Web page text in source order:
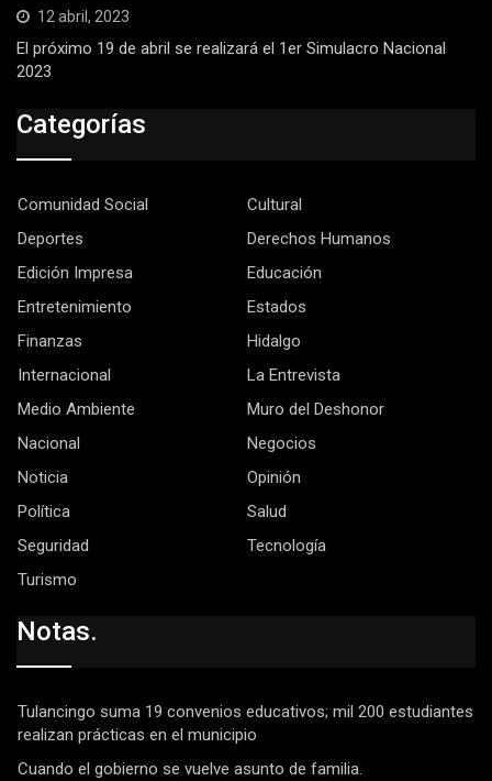
12 abril, 2023
El próximo 19 de abril se realizará el 1er Simulacro Nacional
2023
Categorías
Comunidad Social
Cultural
Deportes
Derechos Humanos
Edición Impresa
Educación
Entretenimiento
Estados
Finanzas
Hidalgo
Internacional
La Entrevista
Medio Ambiente
Muro del Deshonor
Nacional
Negocios
Noticia
Opinión
Política
Salud
Seguridad
Tecnología
Turismo
Notas.
Tulancingo suma 19 convenios educativos; mil 200 estudiantes
realizan prácticas en el municipio
Cuando el gobierno se vuelve asunto de familia.